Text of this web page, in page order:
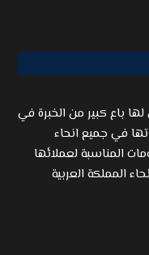
باع كبير من الخبرة في
في جميع انحاء
المناسبة لعملائها
المملكة العربية